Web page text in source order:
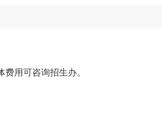
用可咨询招生办。